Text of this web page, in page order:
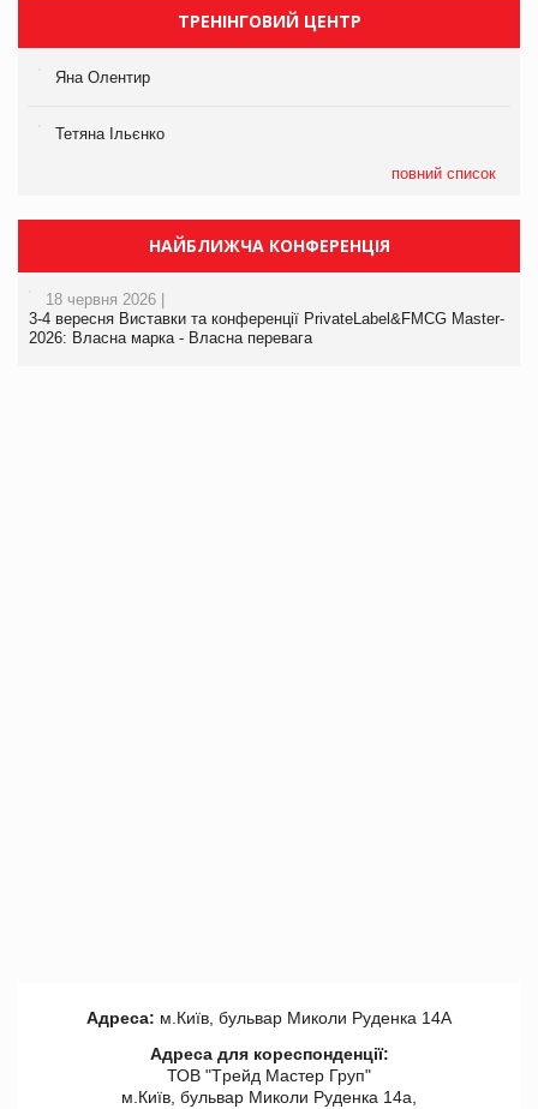
ТРЕНІНГОВИЙ ЦЕНТР
Яна Олентир
Тетяна Ільєнко
повний список
НАЙБЛИЖЧА КОНФЕРЕНЦІЯ
18 червня 2026 |
3-4 вересня Виставки та конференції PrivateLabel&FMCG Master-
2026: Власна марка - Власна перевага
Адреса: м.Київ, бульвар Миколи Руденка 14А
Адреса для кореспонденції:
ТОВ "Tрейд Мастер Груп"
м.Київ, бульвар Миколи Руденка 14а,